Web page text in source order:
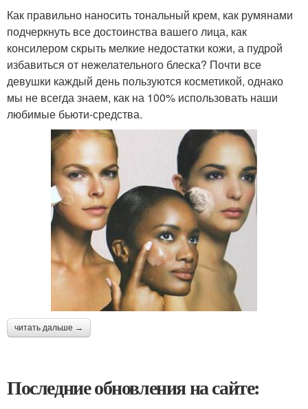
Как правильно наносить тональный крем, как румянами
подчеркнуть все достоинства вашего лица, как
консилером скрыть мелкие недостатки кожи, а пудрой
избавиться от нежелательного блеска? Почти все
девушки каждый день пользуются косметикой, однако
мы не всегда знаем, как на 100% использовать наши
любимые бьюти-средства.
читать дальше →
Последние обновления на сайте: